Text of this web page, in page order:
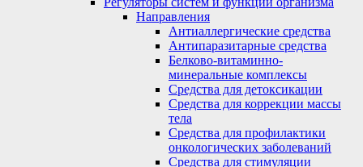
Направления
Антиаллергические средства
Антипаразитарные средства
Белково-витаминно-
минеральные комплексы
Средства для детоксикации
Средства для коррекции массы
тела
Средства для профилактики
онкологических заболеваний
Средства для стимуляции